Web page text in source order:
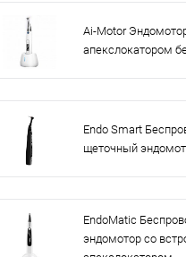
Ai-Motor
апекслокатором
Endo Smart
щеточный
EndoMatic
эндомотор со